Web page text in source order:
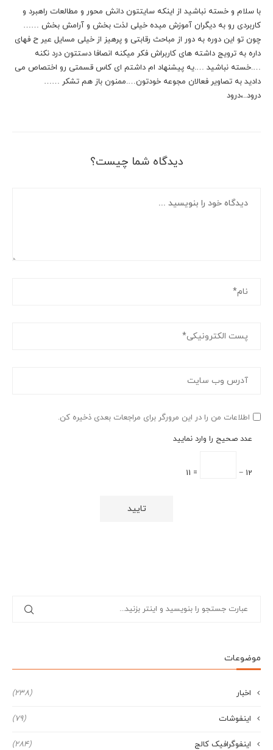
با سلام و خسته نباشید از اینکه سایتتون دانش محور و مطالعات راهبرد و
کاربردی رو به دیگران آموزش میده خیلی لذت بخش و آرامش بخش ……
چون تو این دوره به دور از مباحث رقابتی و پرهیز از خیلی مسایل عیر ح فهای
داره به ترویج داشته های کاربراش فکر میکنه انصافا دستتون درد نکنه
….خسته نباشید ….یه پیشنهاد ام داشتم ای کاس قسمتی رو اختصاص می
دادید به تصاویر فعالان مجوعه خودتون….ممنون باز هم تشکر ……
درود..،درود
دیدگاه شما چیست؟
اطلاعات من را در این مرورگر برای مراجعات بعدی ذخیره کن.
عدد صحیح را وارد نمایید
12 −
= 11
موضوعات
اخبار (238)
اینفوشات (79)
اینفوگرافیک کالج (284)